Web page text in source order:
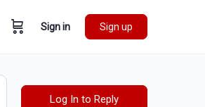
Sign in Sign up
Log In to Reply